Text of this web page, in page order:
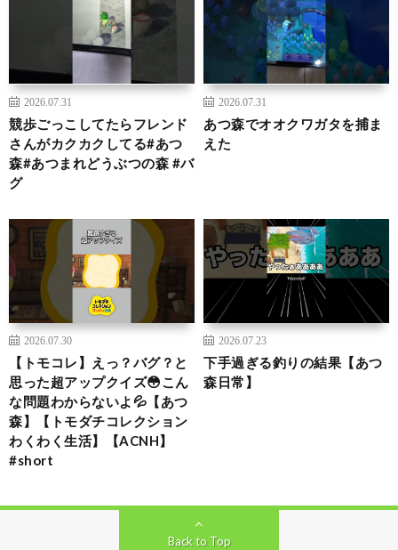
2026.07.31
競歩ごっこしてたらフレンド
さんがカクカクしてる#あつ
森#あつまれどうぶつの森 #バ
グ
2026.07.31
あつ森でオオクワガタを捕ま
えた
2026.07.30
【トモコレ】えっ？バグ？と
思った超アップクイズ😳こん
な問題わからないよ💦【あつ
森】【トモダチコレクション
わくわく生活】【ACNH】
#short
2026.07.23
下手過ぎる釣りの結果【あつ
森日常】
Back to Top